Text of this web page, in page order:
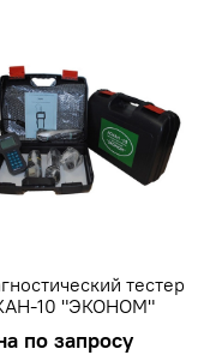
тестер
10 "ЭКОНОМ"
по запросу